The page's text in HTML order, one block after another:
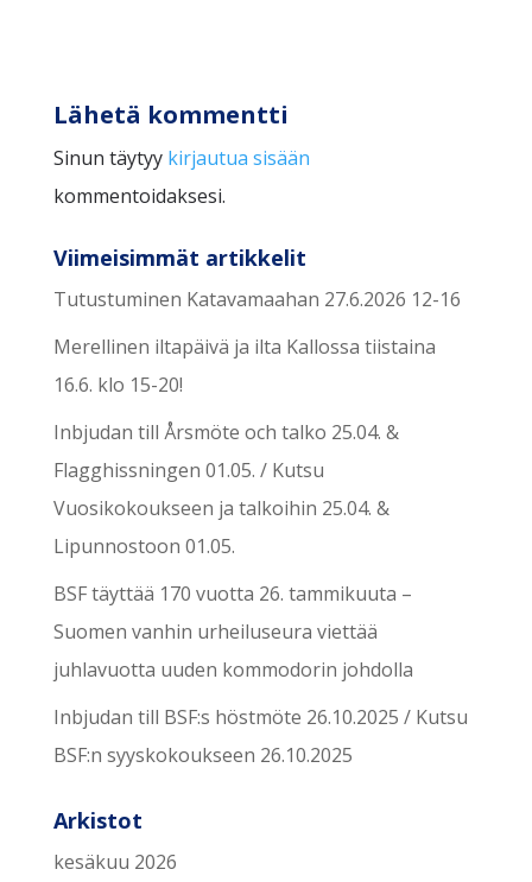
Lähetä kommentti
Sinun täytyy kirjautua sisään
kommentoidaksesi.
Viimeisimmät artikkelit
Tutustuminen Katavamaahan 27.6.2026 12-16
Merellinen iltapäivä ja ilta Kallossa tiistaina
16.6. klo 15-20!
Inbjudan till Årsmöte och talko 25.04. &
Flagghissningen 01.05. / Kutsu
Vuosikokoukseen ja talkoihin 25.04. &
Lipunnostoon 01.05.
BSF täyttää 170 vuotta 26. tammikuuta –
Suomen vanhin urheiluseura viettää
juhlavuotta uuden kommodorin johdolla
Inbjudan till BSF:s höstmöte 26.10.2025 / Kutsu
BSF:n syyskokoukseen 26.10.2025
Arkistot
kesäkuu 2026